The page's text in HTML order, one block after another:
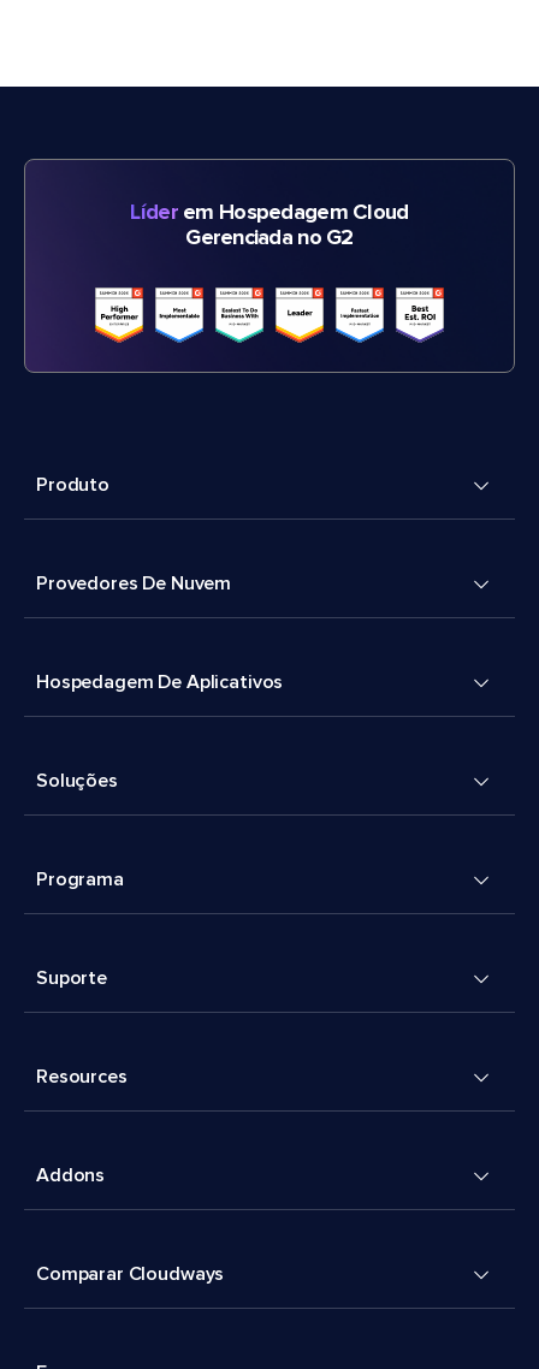
Líderem Hospedagem Cloud
Gerenciada no G2
Produto
Provedores De Nuvem
Hospedagem De Aplicativos
Soluções
Programa
Suporte
Resources
Addons
Comparar Cloudways